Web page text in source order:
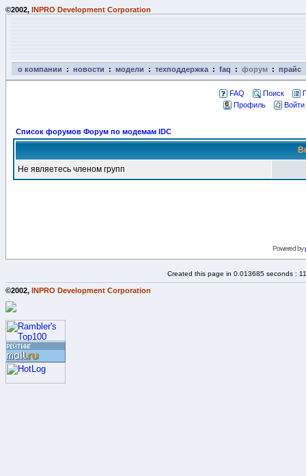
©2002, INPRO Development Corporation
о компании : новости : модели : техподдержка : faq : форум : прайс
FAQ Поиск
Профиль
Список форумов Форум по модемам IDC
Не являетесь членом групп
Powered by
Created this page in 0.013685 seconds :
©2002, INPRO Development Corporation